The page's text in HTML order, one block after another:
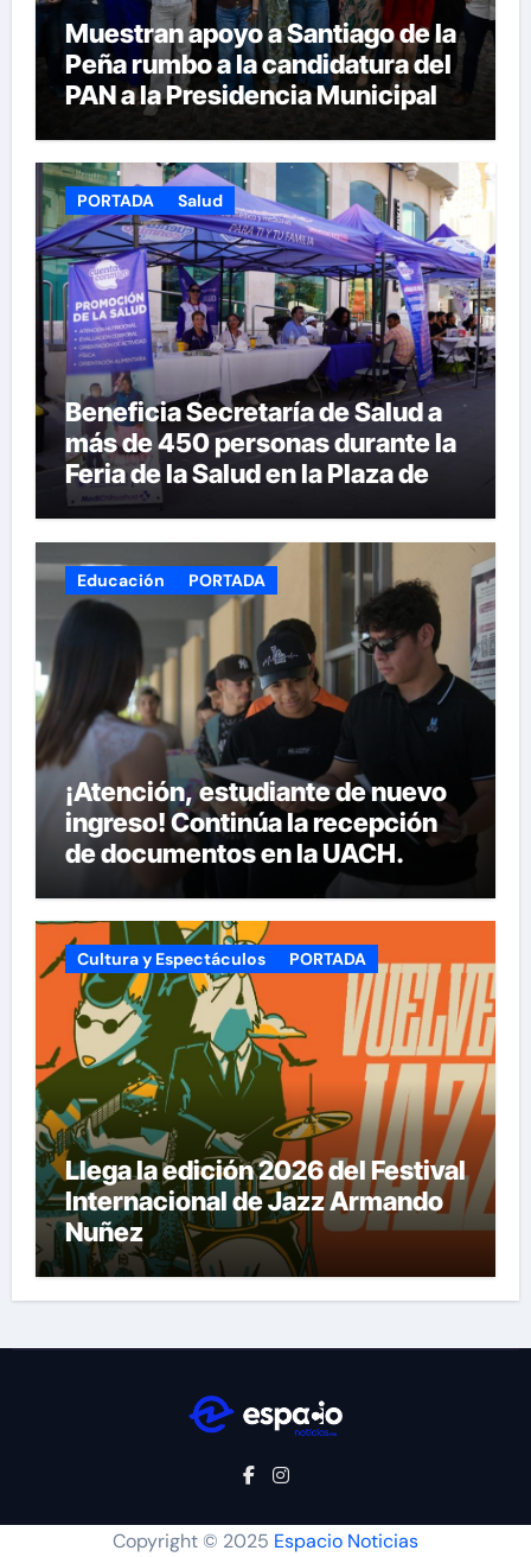
Muestran apoyo a Santiago de la
Peña rumbo a la candidatura del
PAN a la Presidencia Municipal
PORTADA Salud
Beneficia Secretaría de Salud a
más de 450 personas durante la
Feria de la Salud en la Plaza de
Armas
Educación PORTADA
¡Atención, estudiante de nuevo
ingreso! Continúa la recepción
de documentos en la UACH.
Cultura y Espectáculos PORTADA
Llega la edición 2026 del Festival
Internacional de Jazz Armando
Nuñez
Copyright © 2025 Espacio Noticias